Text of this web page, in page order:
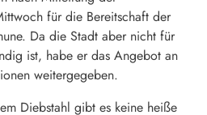
für die Bereitschaft der
Da die Stadt aber nicht für
ist, habe er das Angebot an
weitergegeben.
Diebstahl gibt es keine heiße